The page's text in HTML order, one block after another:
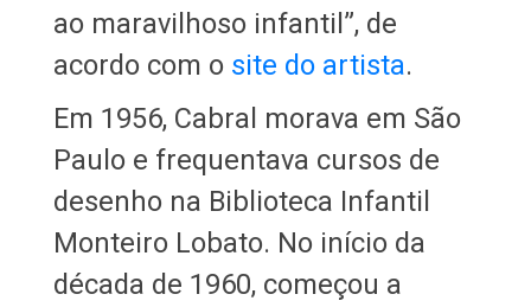
ao maravilhoso infantil”, de
acordo com o site do artista.
Em 1956, Cabral morava em São
Paulo e frequentava cursos de
desenho na Biblioteca Infantil
Monteiro Lobato. No início da
década de 1960, começou a